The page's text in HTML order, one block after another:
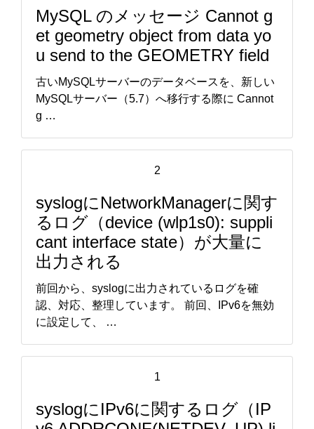
MySQL のメッセージ Cannot g
et geometry object from data yo
u send to the GEOMETRY field
古いMySQLサーバーのデータベースを、新しい
MySQLサーバー（5.7）へ移行する際に Cannot
g …
2
syslogにNetworkManagerに関す
るログ（device (wlp1s0): suppli
cant interface state）が大量に
出力される
前回から、syslogに出力されているログを確
認、対応、整理しています。 前回、IPv6を無効
に設定して、 …
1
syslogにIPv6に関するログ（IP